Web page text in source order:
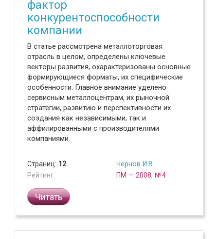
фактор
конкурентоспособности
компании
В статье рассмотрена металлоторговая
отрасль в целом, определены ключевые
векторы развития, охарактеризованы основные
формирующиеся форматы, их специфические
особенности. Главное внимание уделено
сервисным металлоцентрам, их рыночной
стратегии, развитию и перспективности их
создания как независимыми, так и
аффилированными с производителями
компаниями.
Страниц: 12
Рейтинг:
Чернов И.В.
ПМ — 2008, №4
Читать